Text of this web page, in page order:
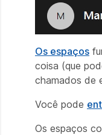
Os espaços
coisa (que
chamados de
Você pode
Os espaços